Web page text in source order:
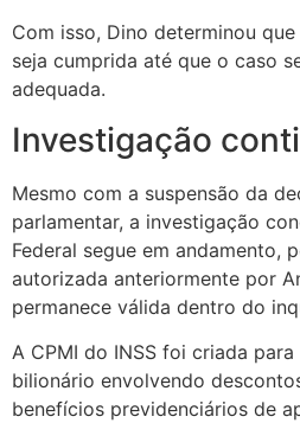
Com isso, Dino determinou
seja cumprida até que o caso
adequada.
Investigação
Mesmo com a suspensão da
parlamentar, a investigação
Federal segue em andamento,
autorizada anteriormente por
permanece válida dentro do
A CPMI do INSS foi criada
bilionário envolvendo
benefícios previdenciários de